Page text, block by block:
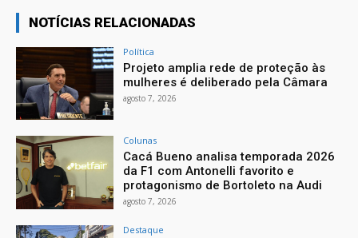
NOTÍCIAS RELACIONADAS
Política
Projeto amplia rede de proteção às
mulheres é deliberado pela Câmara
agosto 7, 2026
Colunas
Cacá Bueno analisa temporada 2026
da F1 com Antonelli favorito e
protagonismo de Bortoleto na Audi
agosto 7, 2026
Destaque